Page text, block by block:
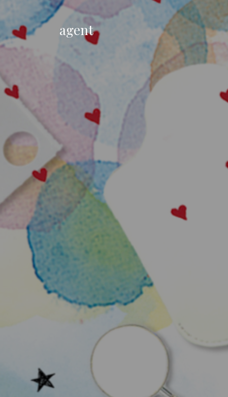
agent